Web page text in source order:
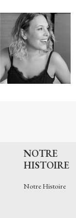
NOTRE
HISTOIRE
Notre Histoire